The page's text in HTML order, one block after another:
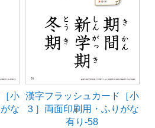
小
な
漢字フラッシュカード［小
３］両面印刷用・ふりがな
有り-58